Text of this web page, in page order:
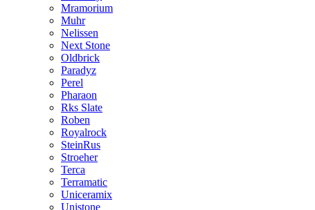
Mramorium
Muhr
Nelissen
Next Stone
Oldbrick
Paradyz
Perel
Pharaon
Rks Slate
Roben
Royalrock
SteinRus
Stroeher
Terca
Terramatic
Uniceramix
Unistone